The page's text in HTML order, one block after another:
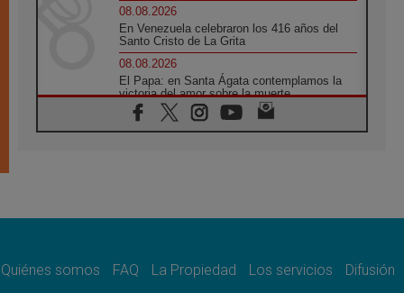
08.08.2026
En Venezuela celebraron los 416 años del
Santo Cristo de La Grita
08.08.2026
El Papa: en Santa Ágata contemplamos la
victoria del amor sobre la muerte
08.08.2026
León XIV visitará el Santuario de la Madre
07.08.2026
07.08.2026
Quiénes somos FAQ La Propiedad Los servicios Difusión